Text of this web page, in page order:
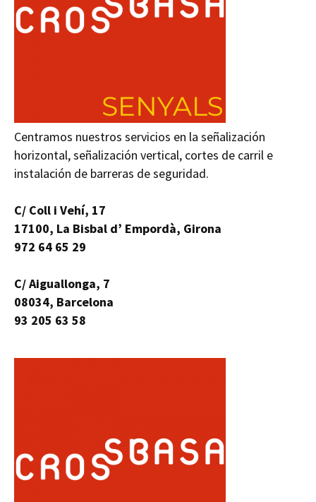
Centramos nuestros servicios en la señalización
horizontal, señalización vertical, cortes de carril e
instalación de barreras de seguridad.
C/ Coll i Vehí, 17
17100, La Bisbal d’ Empordà, Girona
972 64 65 29
C/ Aiguallonga, 7
08034, Barcelona
93 205 63 58